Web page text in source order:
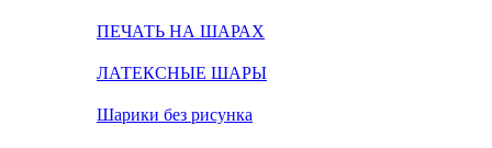
ПЕЧАТЬ НА ШАРАХ
ЛАТЕКСНЫЕ ШАРЫ
Шарики без рисунка